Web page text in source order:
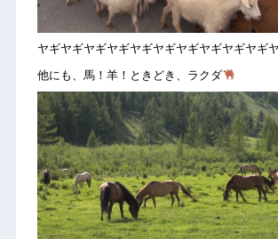
ヤギヤギヤギヤギヤギヤギヤギヤギヤギヤギ
他にも、馬！羊！ときどき、ラクダ